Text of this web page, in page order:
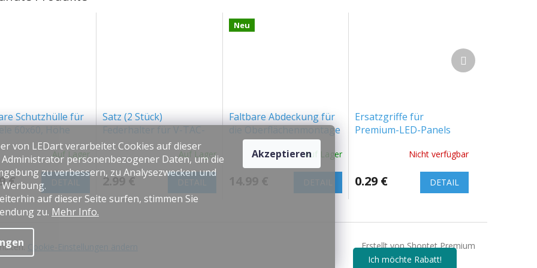
von LEDart verarbeitet Cookies auf dieser
Administrator personenbezogener Daten, um die
zu verbessern, zu Analysezwecken und
auf dieser Seite surfen, stimmen Sie
zu. Mehr Info.
Akzeptieren
Schutzhülle für
[EC20342]
Auf Lager
€
Satz (2 Stück)
Platten
Auf Lager
2.99 €
Neu
Faltbare Abdeckung für
die Oberflächenmontage
von LED-Panels
30x120cm an
Decke/Wand
Auf Lager
Ersatzgriffe für
Premium-LED-Panels
Nicht verfügbar
0.29 € DETAIL
Nächstes
Produkt
Erstellt von Shoptet Premium
Ich möchte Rabatt!